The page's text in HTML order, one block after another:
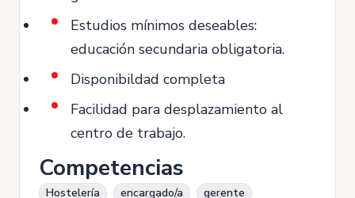
Estudios mínimos deseables:
educación secundaria obligatoria.
Disponibildad completa
Facilidad para desplazamiento al
centro de trabajo.
Competencias
Hostelería encargado/a gerente